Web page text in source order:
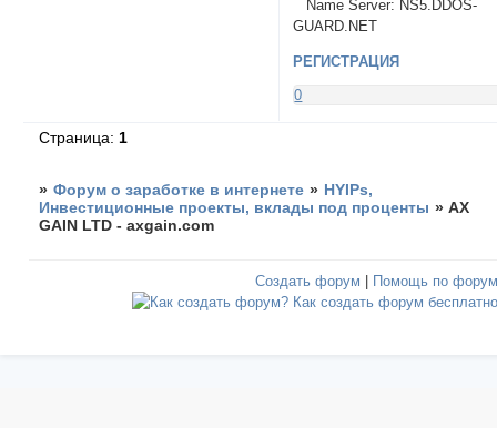
Name Server: NS5.DDOS-
GUARD.NET
РЕГИСТРАЦИЯ
0
Страница:1
» Форум о заработке в интернете » HYIPs,
Инвестиционные проекты, вклады под проценты »AX
GAIN LTD - axgain.com
Создать форум Помощь по